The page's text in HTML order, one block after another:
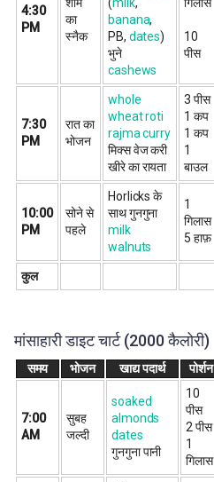
4:30
PM
शाम
का
स्नैक
(milk,
banana,
PB, dates)
भुने
cashews
गिलास
10
पीस
7:30
PM
रात का
भोजन
whole
wheat roti
rajma curry
मिक्स वेज करी
खीरे का रायता
3 पीस
1 कप
1 कप
1
बाउल
10:00
PM
सोने से
पहले
Horlicks के
साथ गुनगुना
milk
walnuts
1
गिलास
5 हाफ़
कुल
मांसाहारी डाइट चार्ट (2000 कैलोरी)
समय भोजन खाद्य पदार्थ पोर्शन
7:00
AM
सुबह
जल्दी
soaked
almonds
dates
गुनगुना पानी
10
पीस
2 पीस
1
गिलास